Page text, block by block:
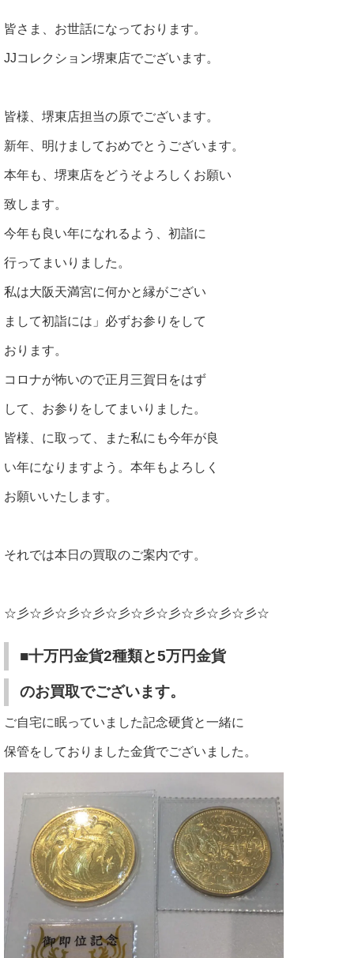
皆さま、お世話になっております。
JJコレクション堺東店でございます。
皆様、堺東店担当の原でございます。
新年、明けましておめでとうございます。
本年も、堺東店をどうそよろしくお願い
致します。
今年も良い年になれるよう、初詣に
行ってまいりました。
私は大阪天満宮に何かと縁がござい
まして初詣には」必ずお参りをして
おります。
コロナが怖いので正月三賀日をはず
して、お参りをしてまいりました。
皆様、に取って、また私にも今年が良
い年になりますよう。本年もよろしく
お願いいたします。
それでは本日の買取のご案内です。
☆彡☆彡☆彡☆彡☆彡☆彡☆彡☆彡☆彡☆彡☆
■十万円金貨2種類と5万円金貨
のお買取でございます。
ご自宅に眠っていました記念硬貨と一緒に
保管をしておりました金貨でございました。